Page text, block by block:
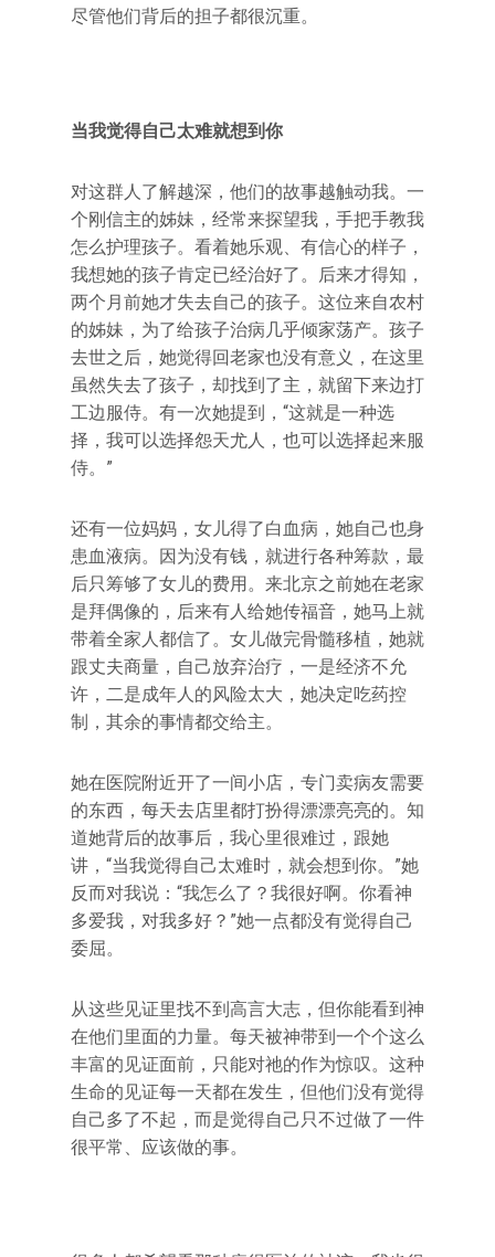
尽管他们背后的担子都很沉重。
当我觉得自己太难就想到你
对这群人了解越深，他们的故事越触动我。一
个刚信主的姊妹，经常来探望我，手把手教我
怎么护理孩子。看着她乐观、有信心的样子，
我想她的孩子肯定已经治好了。后来才得知，
两个月前她才失去自己的孩子。这位来自农村
的姊妹，为了给孩子治病几乎倾家荡产。孩子
去世之后，她觉得回老家也没有意义，在这里
虽然失去了孩子，却找到了主，就留下来边打
工边服侍。有一次她提到，“这就是一种选
择，我可以选择怨天尤人，也可以选择起来服
侍。”
还有一位妈妈，女儿得了白血病，她自己也身
患血液病。因为没有钱，就进行各种筹款，最
后只筹够了女儿的费用。来北京之前她在老家
是拜偶像的，后来有人给她传福音，她马上就
带着全家人都信了。女儿做完骨髓移植，她就
跟丈夫商量，自己放弃治疗，一是经济不允
许，二是成年人的风险太大，她决定吃药控
制，其余的事情都交给主。
她在医院附近开了一间小店，专门卖病友需要
的东西，每天去店里都打扮得漂漂亮亮的。知
道她背后的故事后，我心里很难过，跟她
讲，“当我觉得自己太难时，就会想到你。”她
反而对我说：“我怎么了？我很好啊。你看神
多爱我，对我多好？”她一点都没有觉得自己
委屈。
从这些见证里找不到高言大志，但你能看到神
在他们里面的力量。每天被神带到一个个这么
丰富的见证面前，只能对祂的作为惊叹。这种
生命的见证每一天都在发生，但他们没有觉得
自己多了不起，而是觉得自己只不过做了一件
很平常、应该做的事。